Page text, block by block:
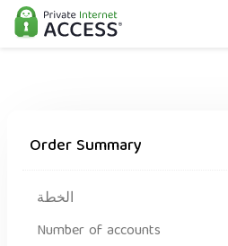
Order Summary
الخطة
Number of accounts